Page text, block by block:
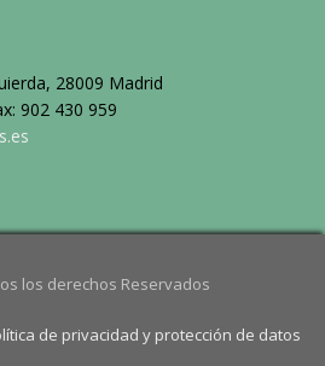
28009 Madrid
902 430 959
los derechos Reservados
de privacidad y protección de datos